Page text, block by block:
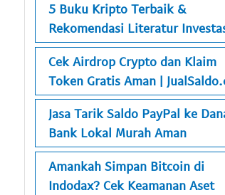
5 Buku Kripto Terbaik &
Rekomendasi Literatur
Cek Airdrop Crypto dan Klaim
Token Gratis Aman |
Jasa Tarik Saldo PayPal ke
Bank Lokal Murah Aman
Amankah Simpan Bitcoin di
Indodax? Cek Keamanan Aset